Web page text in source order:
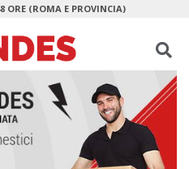
ORE (ROMA E PROVINCIA)